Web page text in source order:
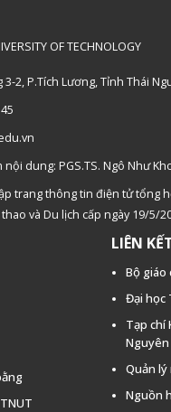
OF TECHNOLOGY
2, P.Tích Lương, Tỉnh Thái
dung: PGS.TS. Ngô Như
trang thông tin điện tử tổng
và Du lịch cấp ngày 19/5/
LIÊN
Bộ giáo
Đại học
Tạp chí
Nguyên
Quản
Nguồn